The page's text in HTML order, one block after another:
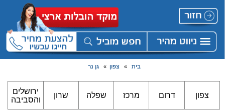
בית » צפון » גן נר
צפון דרום מרכז שפלה שרון
ירושלים
והסביבה